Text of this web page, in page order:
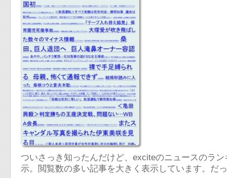
ついさっき知ったんだけど、exciteのニュースのラ
示。閲覧数の多い記事を大きく表示しています。